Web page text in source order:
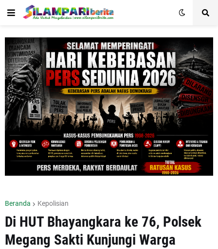
Beranda Kepolisian
Di HUT Bhayangkara ke 76, Polsek
Megang Sakti Kunjungi Warga